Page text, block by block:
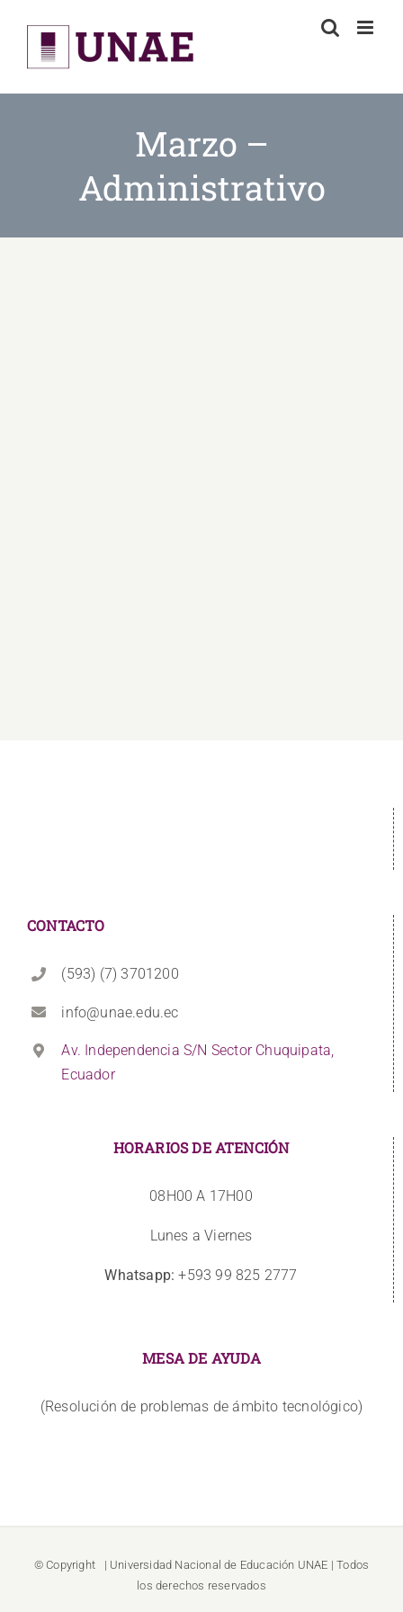
content
Marzo –
Administrativo
CONTACTO
(593) (7) 3701200
info@unae.edu.ec
Av. Independencia S/N Sector Chuquipata,
Ecuador
HORARIOS DE ATENCIÓN
08H00 A 17H00
Lunes a Viernes
Whatsapp: +593 99 825 2777
MESA DE AYUDA
(Resolución de problemas de ámbito tecnológico)
© Copyright | Universidad Nacional de Educación UNAE | Todos
los derechos reservados